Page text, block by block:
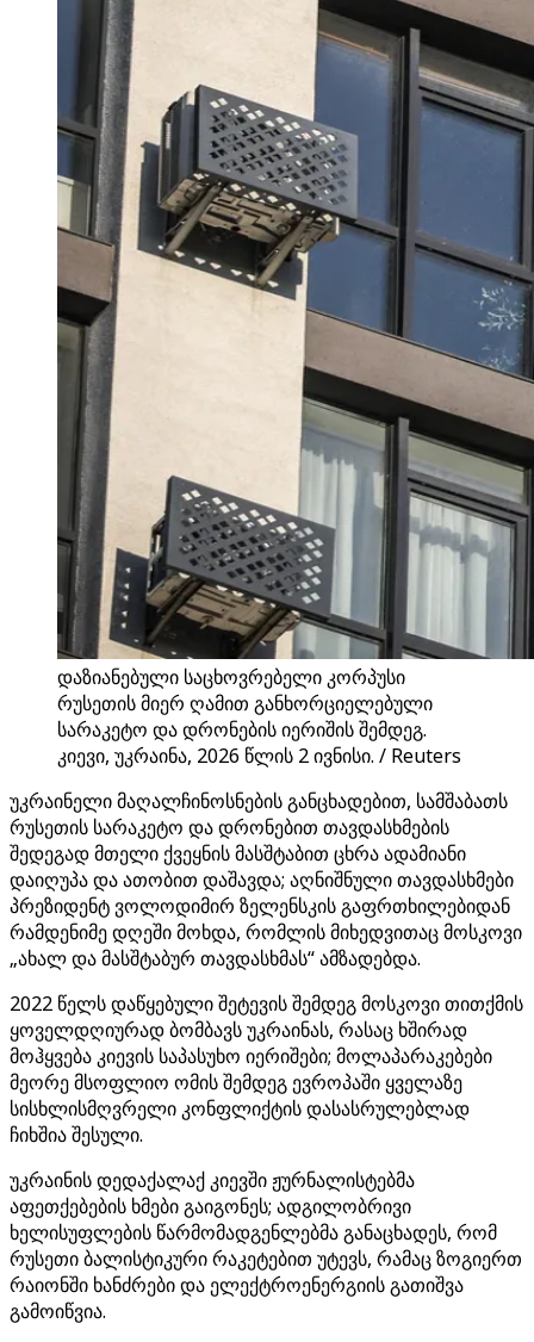
დაზიანებული საცხოვრებელი კორპუსი
რუსეთის მიერ ღამით განხორციელებული
სარაკეტო და დრონების იერიშის შემდეგ.
კიევი, უკრაინა, 2026 წლის 2 ივნისი. / Reuters
უკრაინელი მაღალჩინოსნების განცხადებით, სამშაბათს
რუსეთის სარაკეტო და დრონებით თავდასხმების
შედეგად მთელი ქვეყნის მასშტაბით ცხრა ადამიანი
დაიღუპა და ათობით დაშავდა; აღნიშნული თავდასხმები
პრეზიდენტ ვოლოდიმირ ზელენსკის გაფრთხილებიდან
რამდენიმე დღეში მოხდა, რომლის მიხედვითაც მოსკოვი
„ახალ და მასშტაბურ თავდასხმას“ ამზადებდა.
2022 წელს დაწყებული შეტევის შემდეგ მოსკოვი თითქმის
ყოველდღიურად ბომბავს უკრაინას, რასაც ხშირად
მოჰყვება კიევის საპასუხო იერიშები; მოლაპარაკებები
მეორე მსოფლიო ომის შემდეგ ევროპაში ყველაზე
სისხლისმღვრელი კონფლიქტის დასასრულებლად
ჩიხშია შესული.
უკრაინის დედაქალაქ კიევში ჟურნალისტებმა
აფეთქებების ხმები გაიგონეს; ადგილობრივი
ხელისუფლების წარმომადგენლებმა განაცხადეს, რომ
რუსეთი ბალისტიკური რაკეტებით უტევს, რამაც ზოგიერთ
რაიონში ხანძრები და ელექტროენერგიის გათიშვა
გამოიწვია.